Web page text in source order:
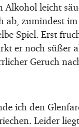
leicht
zumindest im
Spiel. Erst
er noch süßer
Geruch
ich den
Leider